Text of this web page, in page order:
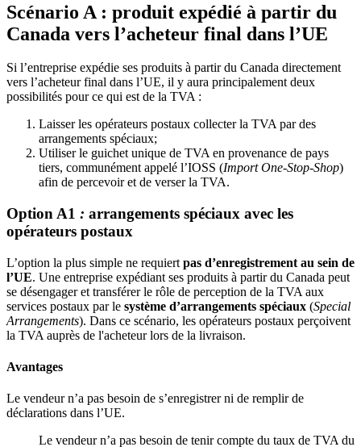
Scénario A : produit expédié à partir du
Canada vers l’acheteur final dans l’UE
Si l’entreprise expédie ses produits à partir du Canada directement
vers l’acheteur final dans l’UE, il y aura principalement deux
possibilités pour ce qui est de la TVA :
Laisser les opérateurs postaux collecter la TVA par des
arrangements spéciaux;
Utiliser le guichet unique de TVA en provenance de pays
tiers, communément appelé l’IOSS (Import One-Stop-Shop)
afin de percevoir et de verser la TVA.
Option A1 : arrangements spéciaux avec les
opérateurs postaux
L’option la plus simple ne requiert pas d’enregistrement au sein de
l’UE. Une entreprise expédiant ses produits à partir du Canada peut
se désengager et transférer le rôle de perception de la TVA aux
services postaux par le système d’arrangements spéciaux (Special
Arrangements). Dans ce scénario, les opérateurs postaux perçoivent
la TVA auprès de l'acheteur lors de la livraison.
Avantages
Le vendeur n’a pas besoin de s’enregistrer ni de remplir de
déclarations dans l’UE.
Le vendeur n’a pas besoin de tenir compte du taux de TVA du